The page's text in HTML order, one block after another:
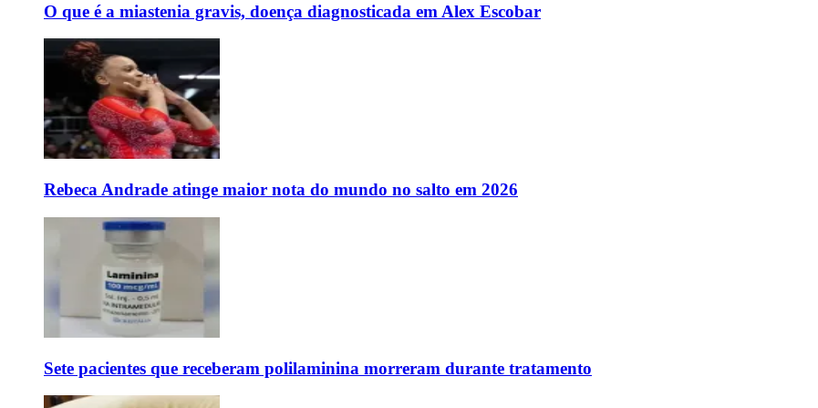
O que é a miastenia gravis, doença diagnosticada em Alex Escobar
Rebeca Andrade atinge maior nota do mundo no salto em 2026
Sete pacientes que receberam polilaminina morreram durante tratamento